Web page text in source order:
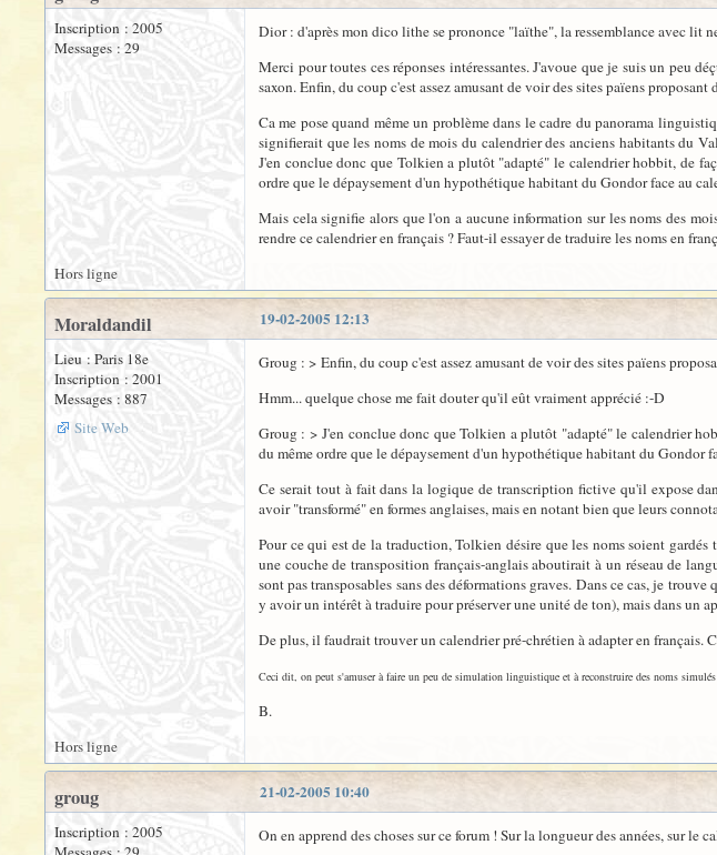
Inscription : 2005
Messages : 29
Dior : d'après mon dico lithe se prononce "laïthe", la ressemblance avec lit
Merci pour toutes ces réponses intéressantes. J'avoue que je suis un peu
saxon. Enfin, du coup c'est assez amusant de voir des sites païens
Ca me pose quand même un problème dans le cadre du panorama
signifierait que les noms de mois du calendrier des anciens habitants du
J'en conclue donc que Tolkien a plutôt "adapté" le calendrier hobbit, de
ordre que le dépaysement d'un hypothétique habitant du Gondor face au
Mais cela signifie alors que l'on a aucune information sur les noms des
rendre ce calendrier en français ? Faut-il essayer de traduire les noms en
Hors ligne
19-02-2005 12:13
Moraldandil
Lieu : Paris 18e
Inscription : 2001
Messages : 887
Site Web
Groug : > Enfin, du coup c'est assez amusant de voir des sites païens
Hmm... quelque chose me fait douter qu'il eût vraiment apprécié :-D
Groug : > J'en conclue donc que Tolkien a plutôt "adapté" le calendrier
du même ordre que le dépaysement d'un hypothétique habitant du Gondor
Ce serait tout à fait dans la logique de transcription fictive qu'il expose
avoir "transformé" en formes anglaises, mais en notant bien que leurs
Pour ce qui est de la traduction, Tolkien désire que les noms soient
une couche de transposition français-anglais aboutirait à un réseau de
sont pas transposables sans des déformations graves. Dans ce cas, je
y avoir un intérêt à traduire pour préserver une unité de ton), mais dans un
De plus, il faudrait trouver un calendrier pré-chrétien à adapter en
Ceci dit, on peut s'amuser à faire un peu de simulation linguistique et à reconstruire des noms
B.
Hors ligne
21-02-2005 10:40
groug
Inscription : 2005
On en apprend des choses sur ce forum ! Sur la longueur des années, sur le